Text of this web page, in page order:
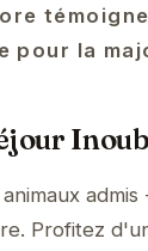
pour la
admis
Profitez